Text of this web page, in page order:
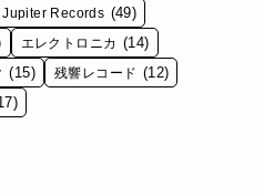
Jupiter Records (49)
エレクトロニカ (14)
(15) 残響レコード (12)